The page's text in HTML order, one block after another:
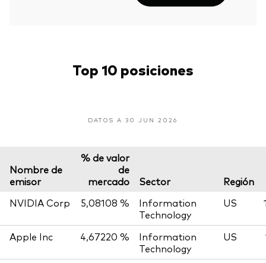
Top 10 posiciones
DATOS A 30 JUN 2026
Nombre de
emisor
% de valor
de
mercado
Sector
Región
NVIDIA Corp
5,08108 %
Information
Technology
US
Apple Inc 4,67220 %
Information
Technology
US